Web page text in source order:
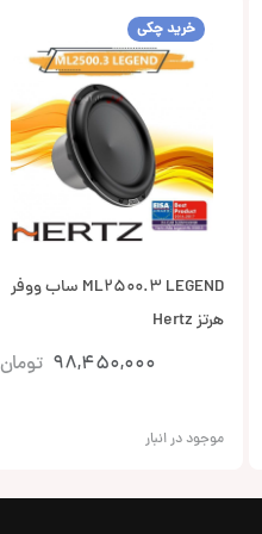
خرید چکی
ML2500.3 LEGEND ساب ووفر
هرتز Hertz
98,450,000 تومان
موجود در انبار